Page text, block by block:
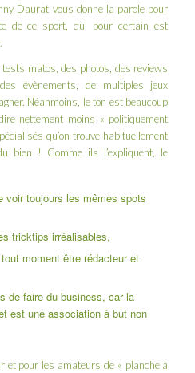
Daurat vous donne la parole pour
de ce sport, qui pour certain est
matos, des photos, des reviews
évènements, de multiples jeux
Néanmoins, le ton est beaucoup
nettement moins « politiquement
qu’on trouve habituellement
bien ! Comme ils l’expliquent, le
voir toujours les mêmes spots
tricktips irréalisables,
moment être rédacteur et
de faire du business, car la
est une association à but non
et pour les amateurs de « planche à